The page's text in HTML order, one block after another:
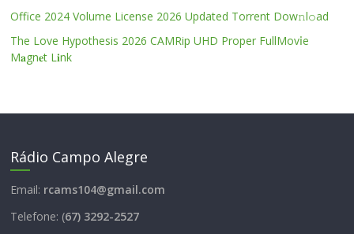
Office 2024 Volume License 2026 Updated Torrent Dow𝚗l𝚘аd
The Love Hypothesis 2026 CAMRip UHD Proper FullMov𝗂e
M𝐚gn𝐞t L𝐢nk
Rádio Campo Alegre
Email: rcams104@gmail.com
Telefone: (67) 3292-2527